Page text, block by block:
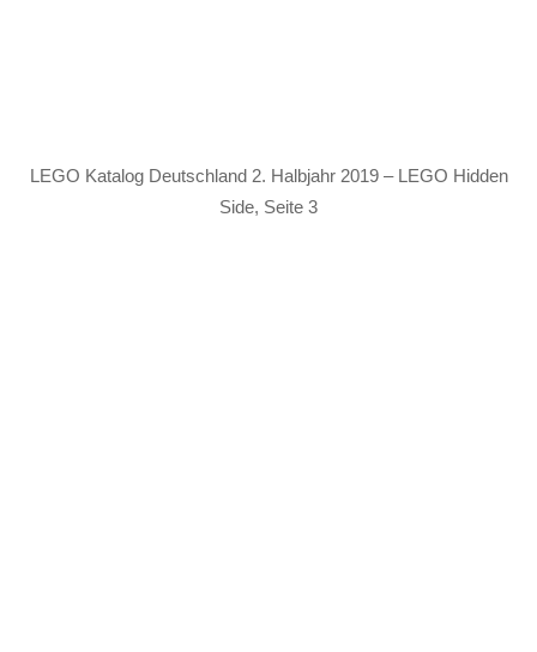
LEGO Katalog Deutschland 2. Halbjahr 2019 – LEGO Hidden
Side, Seite 3